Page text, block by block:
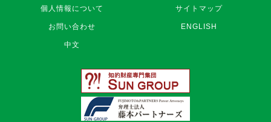
個人情報について サイトマップ
お問い合わせ ENGLISH
中文